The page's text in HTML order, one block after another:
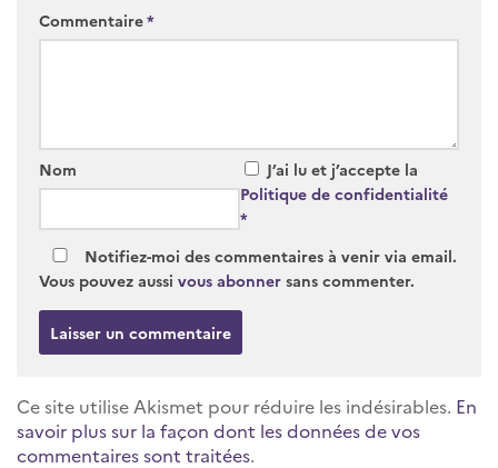
Commentaire*
Nom
J’ai lu et j’accepte la
Politique de confidentialité
*
Notifiez-moi des commentaires à venir via email.
Vous pouvez aussi vous abonner sans commenter.
Ce site utilise Akismet pour réduire les indésirables. En
savoir plus sur la façon dont les données de vos
commentaires sont traitées.